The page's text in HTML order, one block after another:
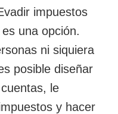
impuestos
una opción.
ni siquiera
posible diseñar
le
y hacer